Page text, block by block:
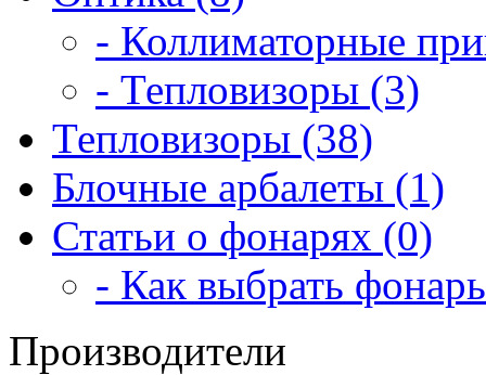
- Коллиматорные
- Тепловизоры (3)
Тепловизоры (38)
Блочные арбалеты (1)
Статьи о фонарях (0)
- Как выбрать
Производители